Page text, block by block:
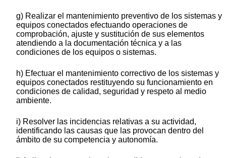
g) Realizar el mantenimiento preventivo de los sistemas y
equipos conectados efectuando operaciones de
comprobación, ajuste y sustitución de sus elementos
atendiendo a la documentación técnica y a las
condiciones de los equipos o sistemas.
h) Efectuar el mantenimiento correctivo de los sistemas y
equipos conectados restituyendo su funcionamiento en
condiciones de calidad, seguridad y respeto al medio
ambiente.
i) Resolver las incidencias relativas a su actividad,
identificando las causas que las provocan dentro del
ámbito de su competencia y autonomía.